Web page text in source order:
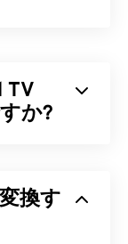
TV
か?
は、ビデオ
換す